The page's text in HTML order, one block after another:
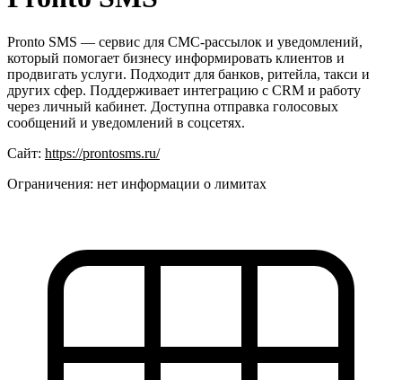
Pronto SMS — сервис для СМС-рассылок и уведомлений,
который помогает бизнесу информировать клиентов и
продвигать услуги. Подходит для банков, ритейла, такси и
других сфер. Поддерживает интеграцию с CRM и работу
через личный кабинет. Доступна отправка голосовых
сообщений и уведомлений в соцсетях.
Сайт: https://prontosms.ru/
Ограничения: нет информации о лимитах